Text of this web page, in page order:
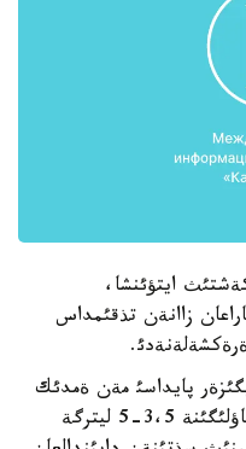
ايتؤئنشا،
زاانةن تذقئمداس
پايداسئ مةن ةمدئك
قاسيةتئ مول ةكةنئ كوپكة ءمالئم. تاؤلئگئنة 3،5-5 ليترگة